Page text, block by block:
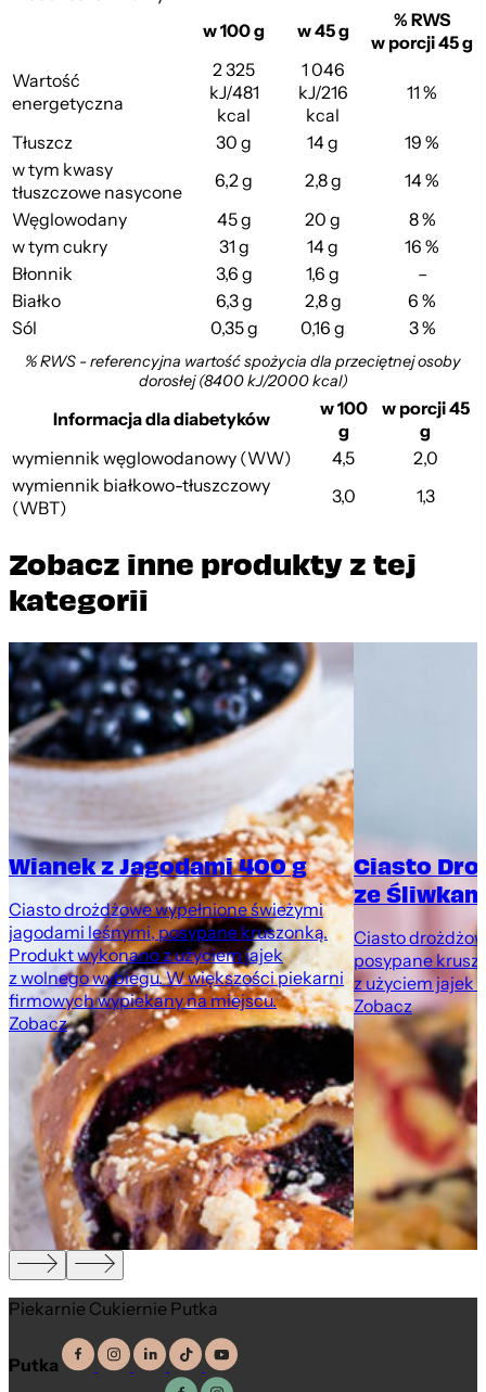
w 100 g
w 45 g
% RWS
w porcji 45 g
Wartość
energetyczna
2 325
kJ/481
kcal
1 046
kJ/216
kcal
11 %
Tłuszcz 30 g 14 g
19 %
w tym kwasy
tłuszczowe nasycone
6,2 g 2,8 g
14 %
Węglowodany
45 g 20 g
8 %
w tym cukry
31 g 14 g
16 %
Błonnik
3,6 g 1,6 g
–
Białko
6,3 g 2,8 g
6 %
Sól
0,35 g 0,16 g 3 %
% RWS - referencyjna wartość spożycia dla przeciętnej osoby
dorosłej (8400 kJ/2000 kcal)
Informacja dla diabetyków
w 100
g
w porcji 45
g
wymiennik węglowodanowy (WW)
4,5
2,0
wymiennik białkowo-tłuszczowy
(WBT)
3,0 1,3
Zobacz inne produkty z tej
kategorii
Wianek z Jagodami 400 g
Ciasto drożdżowe wypełnione świeżymi
jagodami leśnymi, posypane kruszonką.
Produkt wykonano z użyciem jajek
z wolnego wybiegu. W większości piekarni
firmowych wypiekany na miejscu.
Zobacz
Ciasto
ze
Ciasto
posypane
z użyciem jajek
Zobacz
Piekarnie Cukiernie Putka
Putka